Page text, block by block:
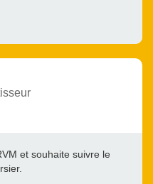
et souhaite suivre le